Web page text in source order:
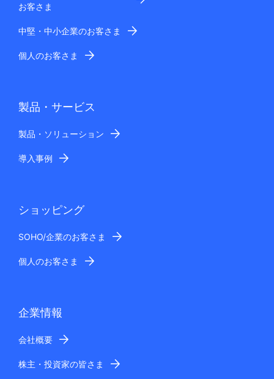
お客さま
中堅・中小企業のお客さま
個人のお客さま
製品・サービス
製品・ソリューション
導入事例
ショッピング
SOHO/企業のお客さま
個人のお客さま
企業情報
会社概要
株主・投資家の皆さま